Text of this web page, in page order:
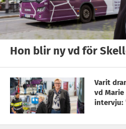
Hon blir ny vd för
Varit
vd
intervju: